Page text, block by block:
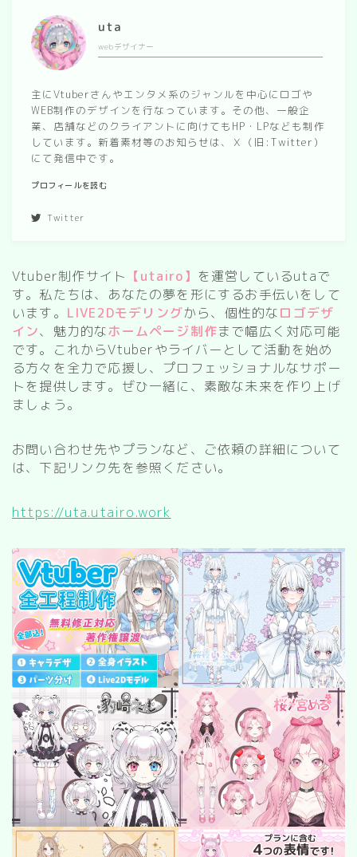
uta
webデザイナー
主にVtuberさんやエンタメ系のジャンルを中心にロゴや
WEB制作のデザインを行なっています。その他、一般企
業、店舗などのクライアントに向けてもHP・LPなども制作
しています。新着素材等のお知らせは、Ｘ（旧:Twitter）
にて発信中です。
プロフィールを読む
Twitter
Vtuber制作サイト 【utairo】 を運営しているutaで
す。私たちは、あなたの夢を形にするお手伝いをして
います。 LIVE2Dモデリングから、個性的なロゴデザ
イン、魅力的なホームページ制作まで幅広く対応可能
です。これからVtuberやライバーとして活動を始め
る方々を全力で応援し、プロフェッショナルなサポー
トを提供します。ぜひ一緒に、素敵な未来を作り上げ
ましょう。
お問い合わせ先やプランなど、ご依頼の詳細について
は、下記リンク先を参照ください。
https://uta.utairo.work